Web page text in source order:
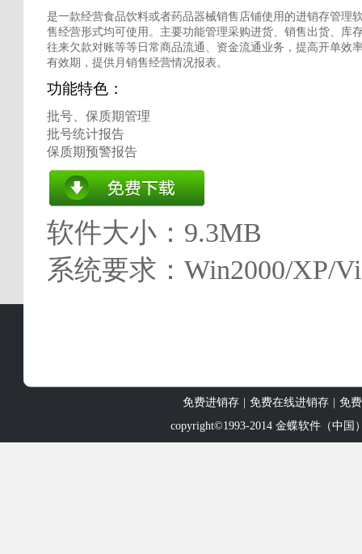
是一款经营食品饮料或者药品器械销售店铺使用的进销存管理
售经营形式均可使用。主要功能管理采购进货、销售出货、库
往来欠款对账等等日常商品流通、资金流通业务，提高开单效
有效期，提供月销售经营情况报表。
功能特色：
批号、保质期管理
批号统计报告
保质期预警报告
软件大小：9.3MB
系统要求：Win2000/XP/
免费进销存 免费在线进销存
免
copyright©1993-2014 金蝶软件（中国